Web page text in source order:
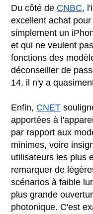
Du côté de CNBC,
excellent achat
simplement un
et qui ne veulent
fonctions des
déconseiller de
14, il n'y a
Enfin, CNET
apportées à
par rapport aux
minimes, voire
utilisateurs les plus
remarquer de
scénarios à faible
plus grande
photonique. C'est